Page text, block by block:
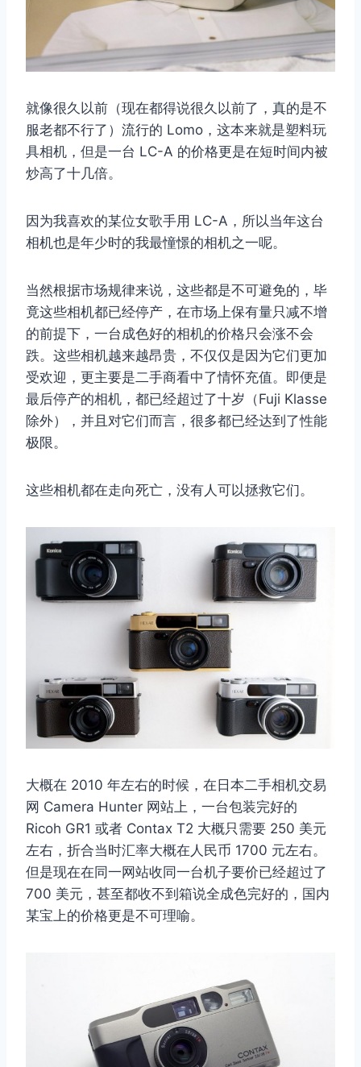
就像很久以前（现在都得说很久以前了，真的是不
服老都不行了）流行的 Lomo，这本来就是塑料玩
具相机，但是一台 LC-A 的价格更是在短时间内被
炒高了十几倍。
因为我喜欢的某位女歌手用 LC-A，所以当年这台
相机也是年少时的我最憧憬的相机之一呢。
当然根据市场规律来说，这些都是不可避免的，毕
竟这些相机都已经停产，在市场上保有量只减不增
的前提下，一台成色好的相机的价格只会涨不会
跌。这些相机越来越昂贵，不仅仅是因为它们更加
受欢迎，更主要是二手商看中了情怀充值。即便是
最后停产的相机，都已经超过了十岁（Fuji Klasse
除外），并且对它们而言，很多都已经达到了性能
极限。
这些相机都在走向死亡，没有人可以拯救它们。
大概在 2010 年左右的时候，在日本二手相机交易
网 Camera Hunter 网站上，一台包装完好的
Ricoh GR1 或者 Contax T2 大概只需要 250 美元
左右，折合当时汇率大概在人民币 1700 元左右。
但是现在在同一网站收同一台机子要价已经超过了
700 美元，甚至都收不到箱说全成色完好的，国内
某宝上的价格更是不可理喻。